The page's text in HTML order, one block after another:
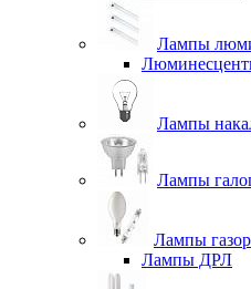
Лампы
Лампы
Лампы
Лампы
Лампы ДРЛ